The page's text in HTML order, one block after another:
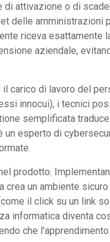
di attivazione o di
delle amministrazioni
riceva esattamente
aziendale,
carico di lavoro del
innocui), i tecnici
semplificata
un esperto di
prodotto.
crea un ambiente sicuro
il click su un link
informatica diventa
che